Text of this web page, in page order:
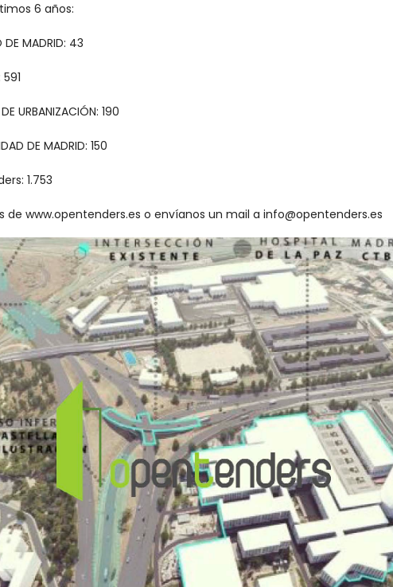
6 años:
MADRID: 43
URBANIZACIÓN: 190
DE MADRID: 150
1.753
www.opentenders.es o envíanos un mail a info@opentenders.es